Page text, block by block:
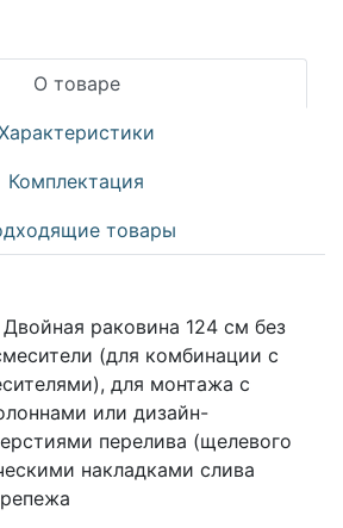
О товаре
Комплектация
товары
Двойная раковина 124 см без
(для комбинации с
для монтажа с
или дизайн-
перелива (щелевого
накладками слива